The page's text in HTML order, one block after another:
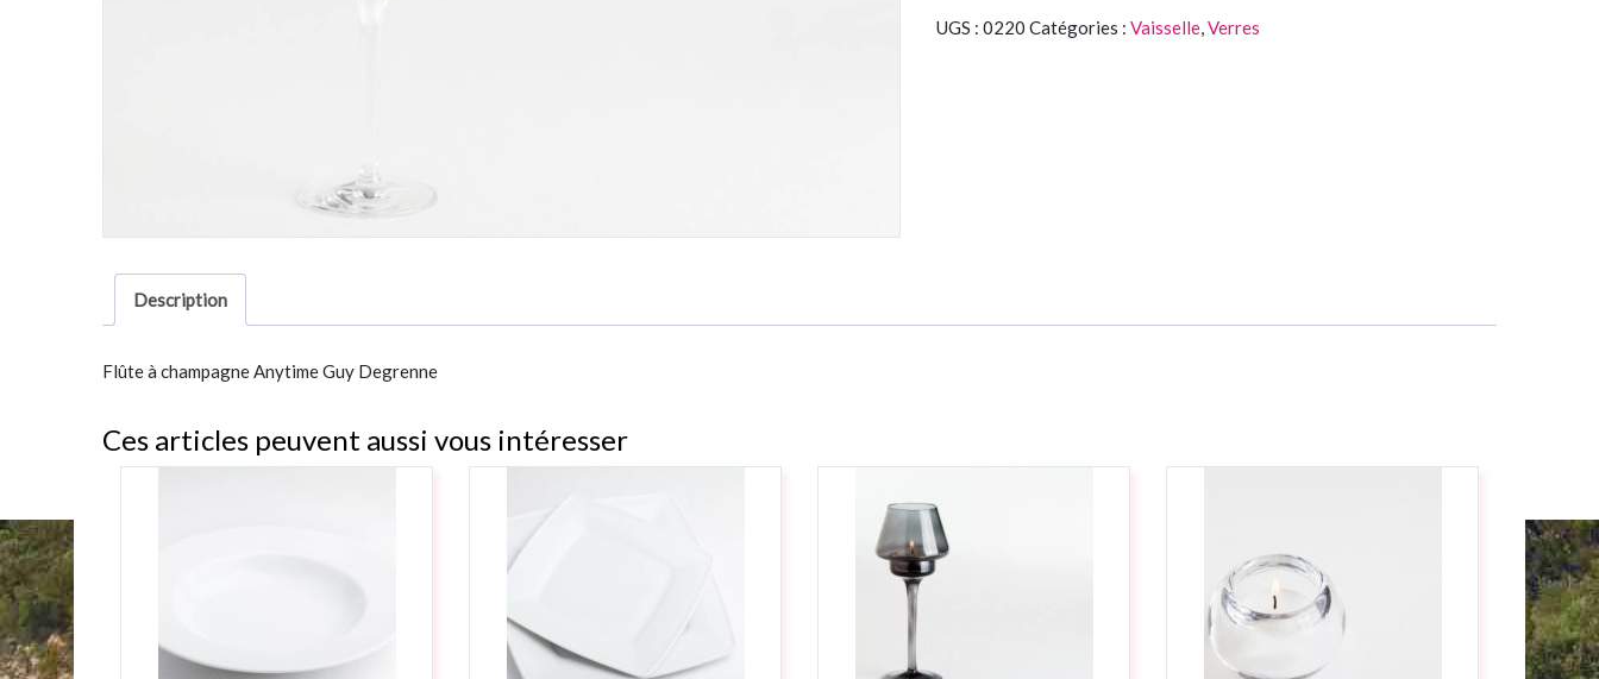
UGS :0220 Catégories :Vaisselle,Verres
Description
Flûte à champagne Anytime Guy Degrenne
Ces articles peuvent aussi vous intéresser